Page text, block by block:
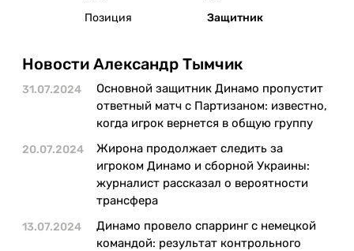
Позиция
Защитник
Новости Aлександр Тымчик
31.07.2024
Основной защитник Динамо пропустит
ответный матч с Партизаном: известно,
когда игрок вернется в общую группу
20.07.2024
Жирона продолжает следить за
игроком Динамо и сборной Украины:
журналист рассказал о вероятности
трансфера
13.07.2024
Динамо провело спарринг с немецкой
командой: результат контрольного